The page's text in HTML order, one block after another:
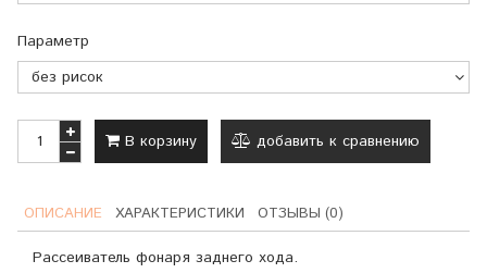
Параметр
В корзину добавить к сравнению
ОПИСАНИЕ ХАРАКТЕРИСТИКИ ОТЗЫВЫ (0)
Рассеиватель фонаря заднего хода.